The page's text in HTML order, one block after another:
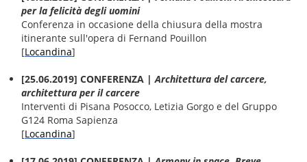
per la felicità degli uomini
Conferenza in occasione della chiusura della mostra
itinerante sull'opera di Fernand Pouillon
[Locandina]
[25.06.2019] CONFERENZA |Architettura del carcere,
architettura per il carcere
Interventi di Pisana Posocco, Letizia Gorgo e del Gruppo
G124 Roma Sapienza
[Locandina]